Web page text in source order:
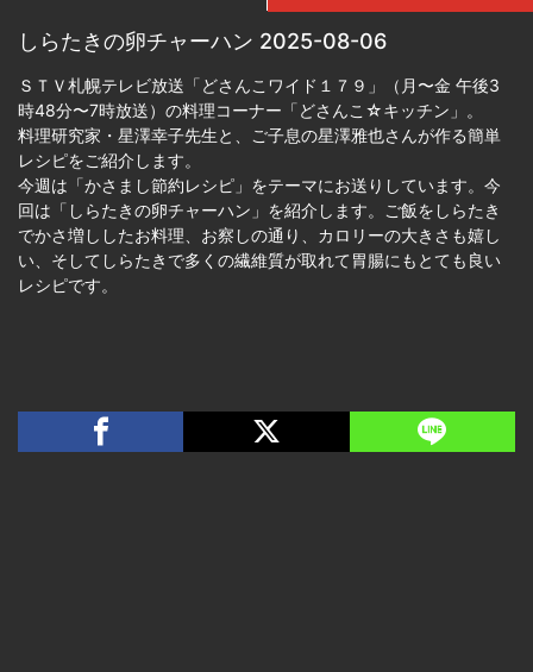
しらたきの卵チャーハン 2025-08-06
ＳＴＶ札幌テレビ放送「どさんこワイド１７９」（月〜金 午後3
時48分〜7時放送）の料理コーナー「どさんこ☆キッチン」。
料理研究家・星澤幸子先生と、ご子息の星澤雅也さんが作る簡単
レシピをご紹介します。
今週は「かさまし節約レシピ」をテーマにお送りしています。今
回は「しらたきの卵チャーハン」を紹介します。ご飯をしらたき
でかさ増ししたお料理、お察しの通り、カロリーの大きさも嬉し
い、そしてしらたきで多くの繊維質が取れて胃腸にもとても良い
レシピです。